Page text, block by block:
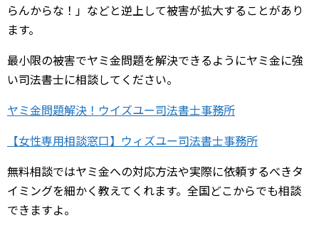
らんからな！」などと逆上して被害が拡大することがあり
ます。
最小限の被害でヤミ金問題を解決できるようにヤミ金に強
い司法書士に相談してください。
ヤミ金問題解決！ウイズユー司法書士事務所
【女性専用相談窓口】ウィズユー司法書士事務所
無料相談ではヤミ金への対応方法や実際に依頼するべきタ
イミングを細かく教えてくれます。全国どこからでも相談
できますよ。